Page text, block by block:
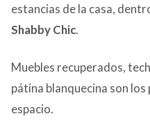
estancias de la casa,
Shabby Chic.
Muebles recuperados,
pátina blanquecina son
espacio.